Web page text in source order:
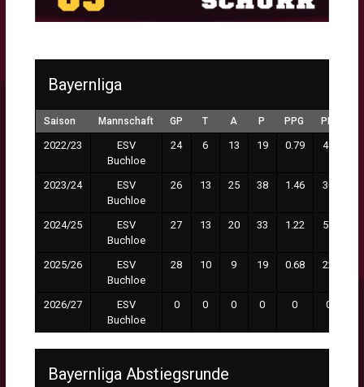
Bayernliga
Saison Mannschaft GP T A P PPG PM
2022/23
ESV
Buchloe
24 6 13 19 0.79 49
2023/24
ESV
Buchloe
26 13 25 38 1.46 30
2024/25
ESV
Buchloe
27 13 20 33 1.22 57
2025/26
ESV
Buchloe
28 10 9 19 0.68 22
2026/27
ESV
Buchloe
0 0 0 0 0 0
Bayernliga Abstiegsrunde